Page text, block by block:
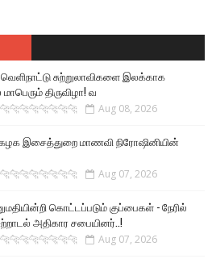
வெளிநாட்டு சுற்றுலாவிகளை இலக்காக
திருவிழா! வ
Aug 08, 2026
இசைத்துறை மாணவி நிரோஷினியின்
Aug 07, 2026
கொட்டப்படும் குப்பைகள் - நேரில்
அதிகார சபையினர்..!
Aug 07, 2026